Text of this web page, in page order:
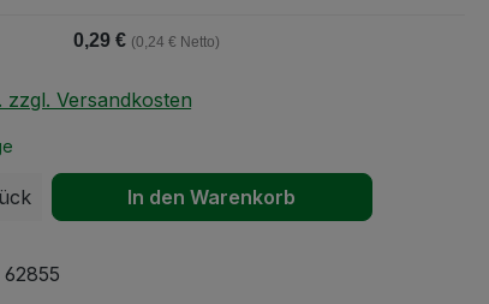
0,29 € (0,24 € Netto)
zzgl. Versandkosten
Gib den gewünschten Wert
In den Warenkorb
62855